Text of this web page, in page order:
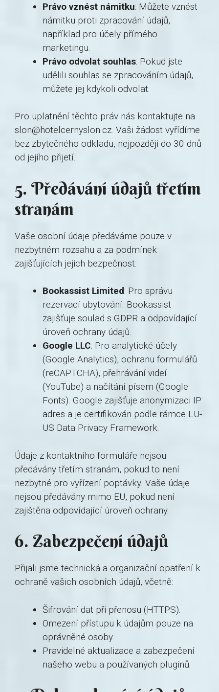
Právo vznést námitku: Můžete vznést
námitku proti zpracování údajů,
například pro účely přímého
marketingu.
Právo odvolat souhlas: Pokud jste
udělili souhlas se zpracováním údajů,
můžete jej kdykoli odvolat.
Pro uplatnění těchto práv nás kontaktujte na
slon@hotelcernyslon.cz. Vaši žádost vyřídíme
bez zbytečného odkladu, nejpozději do 30 dnů
od jejího přijetí.
5. Předávání údajů třetím
stranám
Vaše osobní údaje předáváme pouze v
nezbytném rozsahu a za podmínek
zajišťujících jejich bezpečnost:
Bookassist Limited: Pro správu
rezervací ubytování. Bookassist
zajišťuje soulad s GDPR a odpovídající
úroveň ochrany údajů.
Google LLC: Pro analytické účely
(Google Analytics), ochranu formulářů
(reCAPTCHA), přehrávání videí
(YouTube) a načítání písem (Google
Fonts). Google zajišťuje anonymizaci IP
adres a je certifikován podle rámce EU-
US Data Privacy Framework.
Údaje z kontaktního formuláře nejsou
předávány třetím stranám, pokud to není
nezbytné pro vyřízení poptávky. Vaše údaje
nejsou předávány mimo EU, pokud není
zajištěna odpovídající úroveň ochrany.
6. Zabezpečení údajů
Přijali jsme technická a organizační opatření k
ochraně vašich osobních údajů, včetně:
Šifrování dat při přenosu (HTTPS).
Omezení přístupu k údajům pouze na
oprávněné osoby.
Pravidelné aktualizace a zabezpečení
našeho webu a používaných pluginů.